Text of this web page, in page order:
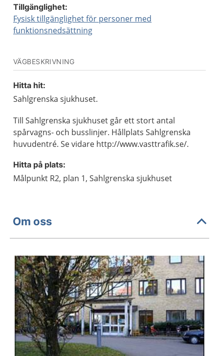
Tillgänglighet:
Fysisk tillgänglighet för personer med
funktionsnedsättning
VÄGBESKRIVNING
Hitta hit:
Sahlgrenska sjukhuset.
Till Sahlgrenska sjukhuset går ett stort antal
spårvagns- och busslinjer. Hållplats Sahlgrenska
huvudentré. Se vidare http://www.vasttrafik.se/.
Hitta på plats:
Målpunkt R2, plan 1, Sahlgrenska sjukhuset
Om oss